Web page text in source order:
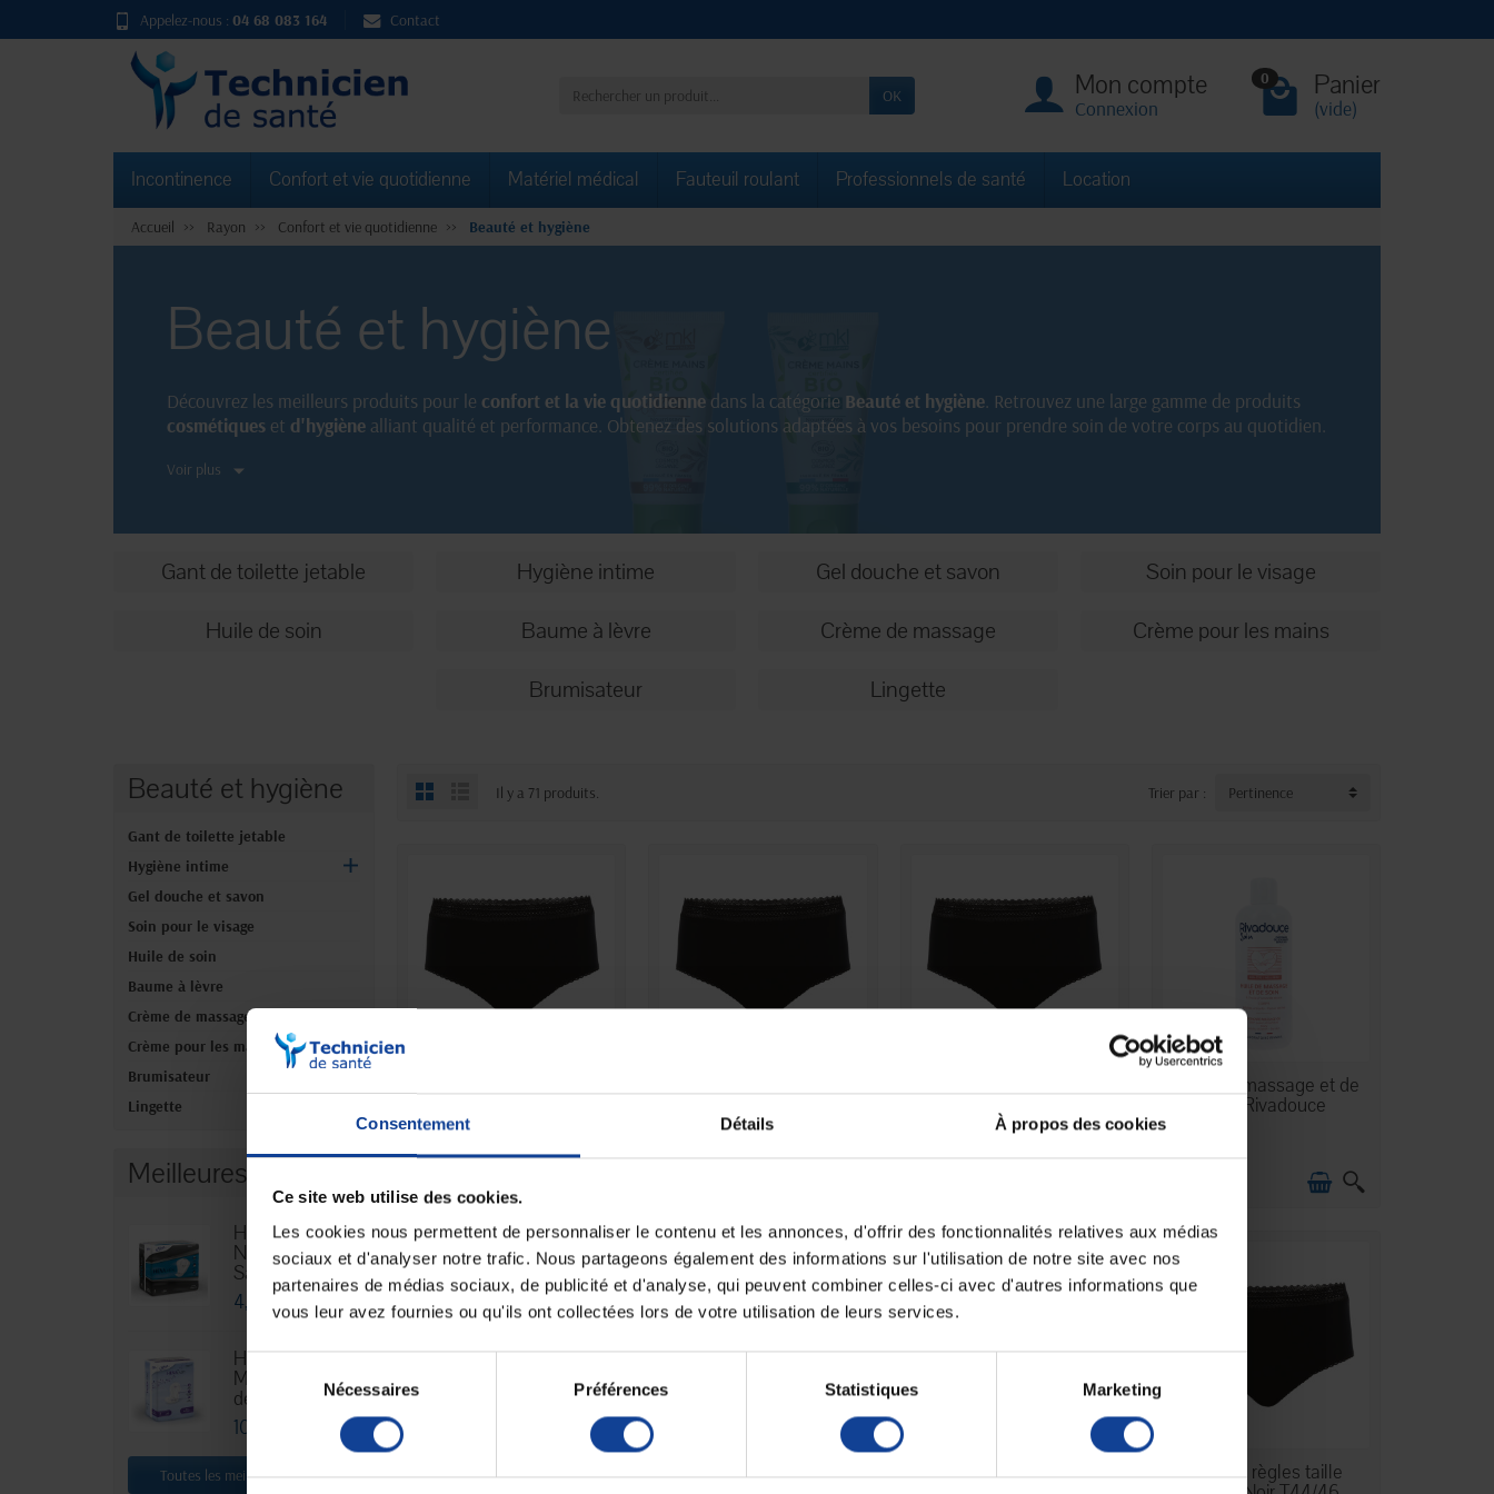
Consentement Détails À propos des cookies
Ce site web utilise des cookies.
Les cookies nous permettent de personnaliser le contenu et les annonces, d'offrir des fonctionnalités relatives aux médias
sociaux et d'analyser notre trafic. Nous partageons également des informations sur l'utilisation de notre site avec nos
partenaires de médias sociaux, de publicité et d'analyse, qui peuvent combiner celles-ci avec d'autres informations que
vous leur avez fournies ou qu'ils ont collectées lors de votre utilisation de leurs services.
consentement
Nécessaires Préférences Statistiques Marketing
Appelez-nous : 04 68 083 164 Contact
OK Mon compte
Connexion
0 Panier
(vide)
Incontinence Confort et vie quotidienne Matériel médical Fauteuil roulant Professionnels de santé Location
Accueil Rayon Confort et vie quotidienne Beauté et hygiène
Beauté et hygiène
Découvrez les meilleurs produits pour le confort et la vie quotidienne dans la catégorie Beauté et hygiène. Retrouvez une large gamme de produits
cosmétiques et d'hygiène alliant qualité et performance. Obtenez des solutions adaptées à vos besoins pour prendre soin de votre corps au quotidien.
Voir plus
Gant de toilette jetable Hygiène intime Gel douche et savon
Soin pour le visage
Huile de soin
Baume à lèvre Crème de massage
Crème pour les mains
Brumisateur
Lingette
Beauté et hygiène
Gant de toilette jetable
Hygiène intime
Gel douche et savon
Soin pour le visage
Huile de soin
Baume à lèvre
Crème de massage
Crème pour les mains
Brumisateur
Lingette
Meilleures ventes
Hexamen
Niveau 3 -
Sachet...
4,76 €
HEXA Lady
Maxi - Sachet
de 30
10,88 €
Toutes les meilleures ventes
Il y a 71 produits. Trier par : Pertinence
EN STOCK
Huile de massage et de
soin Rivadouce
Crème mains Pro Intense Lait nettoyant sans Sérum physiologique EN STOCK
Culotte règles taille